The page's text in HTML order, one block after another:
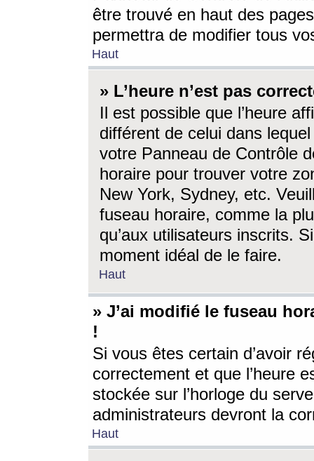
être trouvé en haut des
permettra de modifier tous
Haut
» L’heure n’est pas
Il est possible que l’heure
différent de celui dans
votre Panneau de Contrôle
horaire pour trouver votre
New York, Sydney, etc.
fuseau horaire, comme la
qu’aux utilisateurs inscrits.
moment idéal de le faire.
Haut
» J’ai modifié le fuseau
!
Si vous êtes certain d’avoir
correctement et que l’heure
stockée sur l’horloge du
administrateurs devront la
Haut